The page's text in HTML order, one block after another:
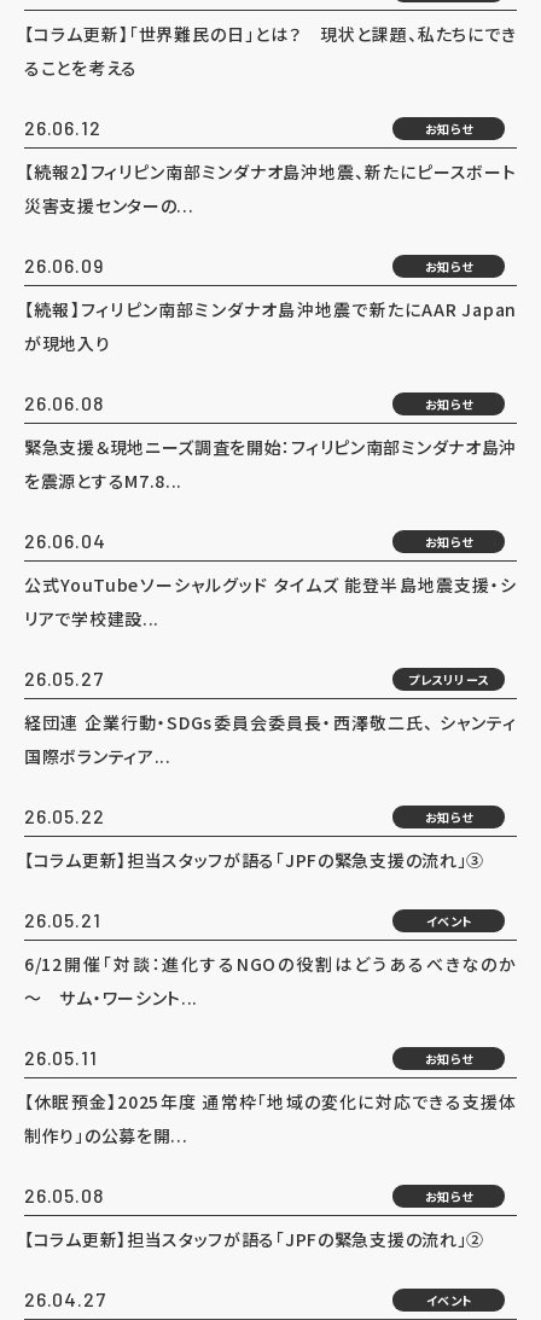
【コラム更新】「世界難民の日」とは？ 現状と課題、私たちにでき
ることを考える
26.06.12 お知らせ
【続報2】フィリピン南部ミンダナオ島沖地震、新たにピースボート
災害支援センターの...
26.06.09 お知らせ
【続報】フィリピン南部ミンダナオ島沖地震で新たにAAR Japan
が現地入り
26.06.08 お知らせ
緊急支援＆現地ニーズ調査を開始：フィリピン南部ミンダナオ島沖
を震源とするM7.8...
26.06.04 お知らせ
公式YouTubeソーシャルグッド タイムズ 能登半島地震支援・シ
リアで学校建設...
26.05.27 プレスリリース
経団連 企業行動・SDGs委員会委員長・西澤敬二氏、 シャンティ
国際ボランティア...
26.05.22 お知らせ
【コラム更新】担当スタッフが語る「JPFの緊急支援の流れ」③
26.05.21 イベント
6/12開催「対談：進化するNGOの役割はどうあるべきなのか
～ サム・ワーシント...
26.05.11 お知らせ
【休眠預金】2025年度 通常枠「地域の変化に対応できる支援体
制作り」の公募を開...
26.05.08 お知らせ
【コラム更新】担当スタッフが語る「JPFの緊急支援の流れ」②
26.04.27 イベント